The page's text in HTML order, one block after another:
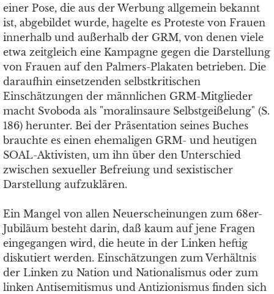
einer Pose, die aus der Werbung allgemein bekannt
ist, abgebildet wurde, hagelte es Proteste von Frauen
innerhalb und außerhalb der GRM, von denen viele
etwa zeitgleich eine Kampagne gegen die Darstellung
von Frauen auf den Palmers-Plakaten betrieben. Die
daraufhin einsetzenden selbstkritischen
Einschätzungen der männlichen GRM-Mitglieder
macht Svoboda als "moralinsaure Selbstgeißelung" (S.
186) herunter. Bei der Präsentation seines Buches
brauchte es einen ehemaligen GRM- und heutigen
SOAL-Aktivisten, um ihn über den Unterschied
zwischen sexueller Befreiung und sexistischer
Darstellung aufzuklären.
Ein Mangel von allen Neuerscheinungen zum 68er-
Jubiläum besteht darin, daß kaum auf jene Fragen
eingegangen wird, die heute in der Linken heftig
diskutiert werden. Einschätzungen zum Verhältnis
der Linken zu Nation und Nationalismus oder zum
linken Antisemitismus und Antizionismus finden sich